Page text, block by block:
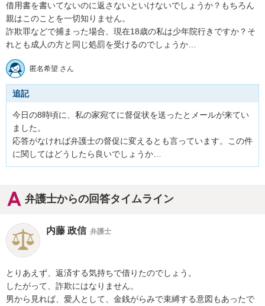
借用書を書いてないのに返さないといけないでしょうか？もちろん
親はこのことを一切知りません。
詐欺罪などで捕まった場合、現在18歳の私は少年院行きですか？そ
れとも成人の方と同じ処罰を受けるのでしょうか…
匿名希望 さん
追記
今日の8時頃に、私の家宛てに督促状を送ったとメールが来てい
ました。
応答がなければ弁護士の督促に変えるとも言っています。この件
に関してはどうしたら良いでしょうか…
弁護士からの回答タイムライン
内藤 政信 弁護士
とりあえず、返済する気持ちで借りたのでしょう。
したがって、詐欺にはなりません。
男から見れば、愛人として、金銭がらみで束縛する意図もあったで